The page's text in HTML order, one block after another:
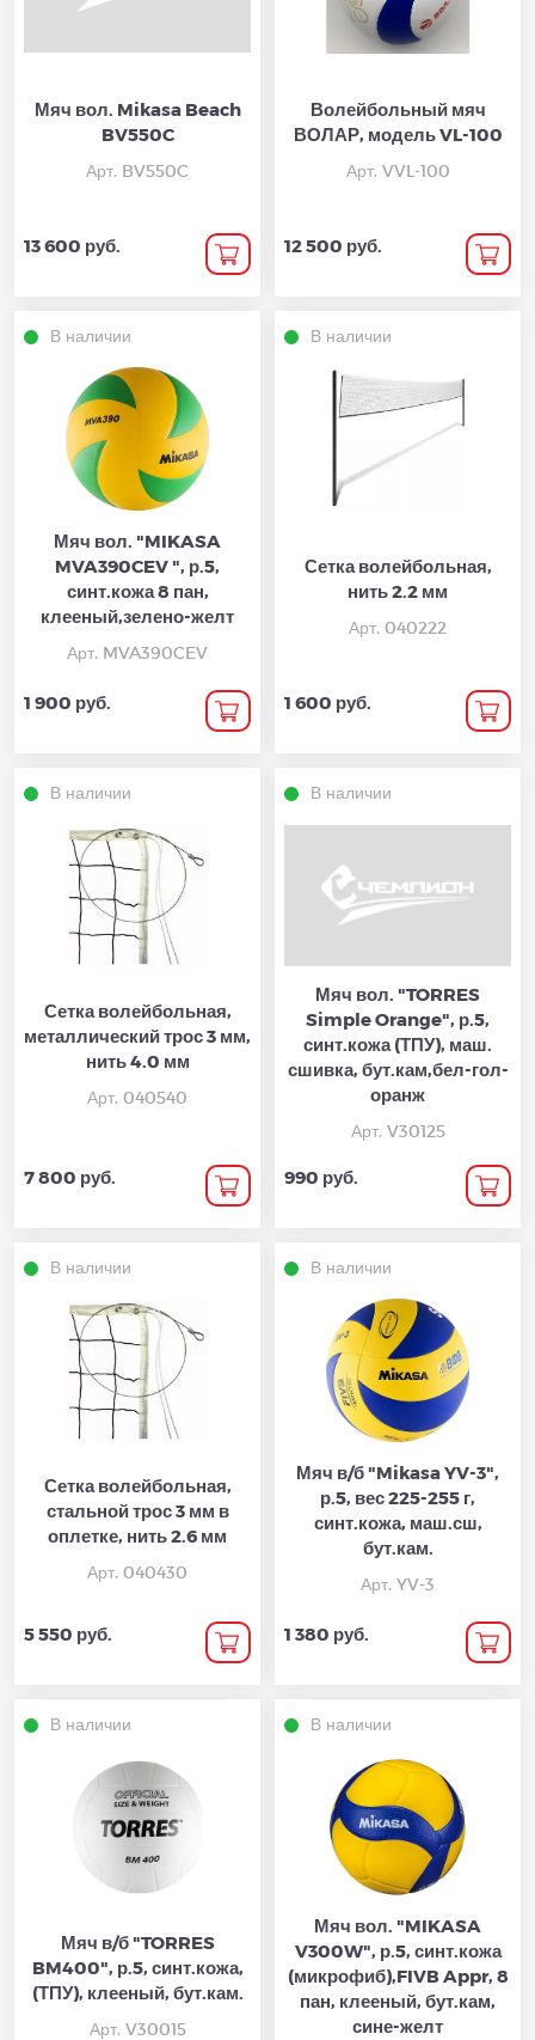
Мяч вол. Mikasa Beach
BV550C
Арт. BV550C
13 600 руб.
Волейбольный мяч
ВОЛАР, модель VL-100
Арт. VVL-100
12 500 руб.
В наличии
Мяч вол. "MIKASA
MVA390CEV ", р.5,
синт.кожа 8 пан,
клееный,зелено-желт
Арт. MVA390CEV
1 900 руб.
В наличии
Сетка волейбольная,
нить 2.2 мм
Арт. 040222
1 600 руб.
В наличии
Сетка волейбольная,
металлический трос 3 мм,
нить 4.0 мм
Арт. 040540
7 800 руб.
В наличии
Мяч вол. "TORRES
Simple Orange", р.5,
синт.кожа (ТПУ), маш.
сшивка, бут.кам,бел-гол-
оранж
Арт. V30125
990 руб.
В наличии
Сетка волейбольная,
стальной трос 3 мм в
оплетке, нить 2.6 мм
Арт. 040430
5 550 руб.
В наличии
Мяч в/б "Mikasa YV-3",
р.5, вес 225-255 г,
синт.кожа, маш.сш,
бут.кам.
Арт. YV-3
1 380 руб.
В наличии
Мяч в/б "TORRES
BM400", р.5, синт.кожа,
(ТПУ), клееный, бут.кам.
Арт. V30015
В наличии
Мяч вол. "MIKASA
V300W", р.5, синт.кожа
(микрофиб),FIVB Appr, 8
пан, клееный, бут.кам,
сине-желт